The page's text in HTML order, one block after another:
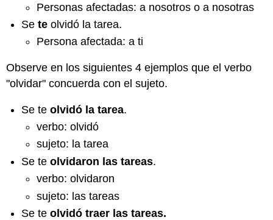
Personas afectadas: a nosotros o a nosotras
Sete olvidó la tarea.
Persona afectada: a ti
Observe en los siguientes 4 ejemplos que el verbo
"olvidar" concuerda con el sujeto.
Se teolvidó la tarea.
verbo: olvidó
sujeto: la tarea
Se teolvidaron las tareas.
verbo: olvidaron
sujeto: las tareas
Se teolvidó traer las tareas.